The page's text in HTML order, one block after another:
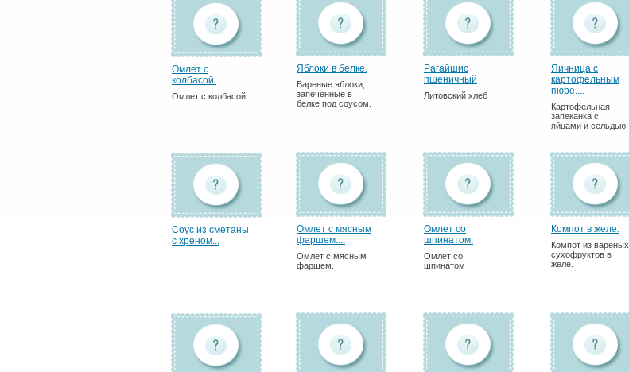
Омлет с
колбасой.
Омлет с колбасой.
Яблоки в белке.
Вареные яблоки,
запеченные в
белке под соусом.
Рагайшис
пшеничный
Литовский хлеб
Яичница с
картофельным
пюре....
Картофельная
запеканка с
яйцами и сельдью.
Соус из сметаны
с хреном...
Омлет с мясным
фаршем....
Омлет с мясным
фаршем.
Омлет со
шпинатом.
Омлет со
шпинатом
Компот в желе.
Компот из вареных
сухофруктов в
желе.